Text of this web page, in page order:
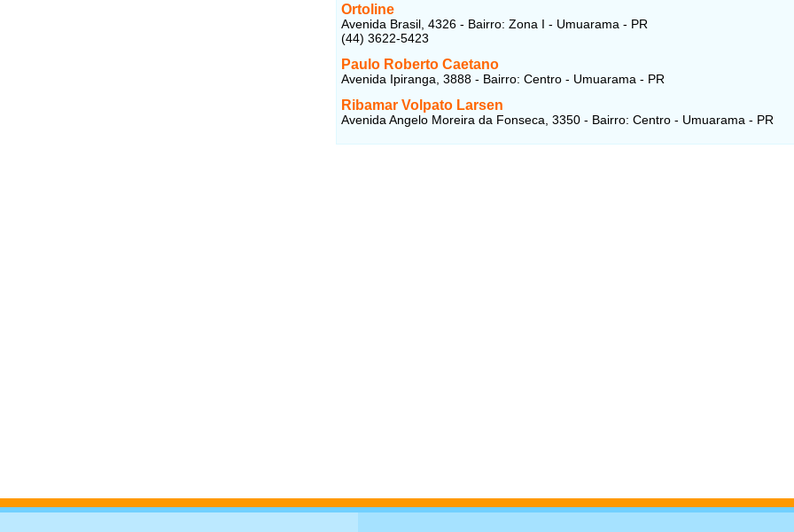
Ortoline
Avenida Brasil, 4326 - Bairro: Zona I - Umuarama - PR
(44) 3622-5423
Paulo Roberto Caetano
Avenida Ipiranga, 3888 - Bairro: Centro - Umuarama - PR
Ribamar Volpato Larsen
Avenida Angelo Moreira da Fonseca, 3350 - Bairro: Centro - Umuarama - PR